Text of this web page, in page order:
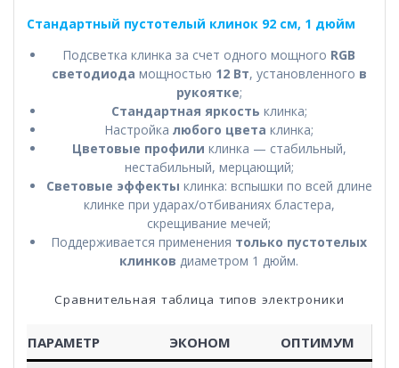
Стандартный пустотелый клинок 92 см, 1 дюйм
Подсветка клинка за счет одного мощного RGB
светодиода мощностью 12 Вт, установленного в
рукоятке;
Стандартная яркость клинка;
Настройка любого цвета клинка;
Цветовые профили клинка — стабильный,
нестабильный, мерцающий;
Световые эффекты клинка: вспышки по всей длине
клинке при ударах/отбиваниях бластера,
скрещивание мечей;
Поддерживается применения только пустотелых
клинков диаметром 1 дюйм.
Сравнительная таблица типов электроники
ПАРАМЕТР ЭКОНОМ ОПТИМУМ